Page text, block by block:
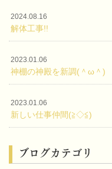
2024.08.16
解体工事!!
2023.01.06
神棚の神殿を新調(＾ω＾)
2023.01.06
新しい仕事仲間(≧◇≦)
ブログカテゴリ